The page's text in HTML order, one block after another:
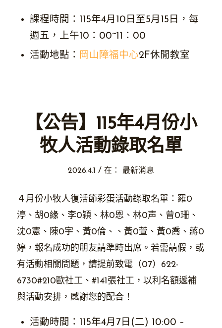
課程時間：115年4月10日至5月15日，每
週五，上午10：00~11：00
活動地點： 岡山障福中心2F休閒教室
【公告】115年4月份小
牧人活動錄取名單
2026.4.1 / 在： 最新消息
４月份小牧人復活節彩蛋活動錄取名單：羅0
渟、胡0緣、李0穎、林0恩、林0声、曾0珊、
沈0憲、陳0宇、黃0倫、、黃0萱、黃0喬、蔣0
婷，報名成功的朋友請準時出席。若需請假，或
有活動相關問題，請提前致電（07）622-
6730#210歐社工、#141張社工，以利名額遞補
與活動安排，感謝您的配合！
活動時間：115年4月7日(二) 10:00 –